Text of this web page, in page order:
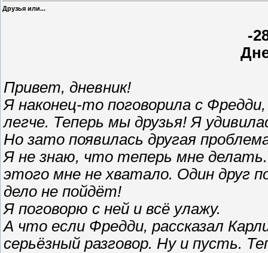
Друзья или...
-
Привет, дневник!
Я наконец-то поговорила с
легче. Теперь мы друзья! Я
Но зато появилась другая
Я не знаю, что теперь мне
этого мне не хватало. Один друг
дело не пойдёт!
Я поговорю с ней и всё улажу.
А что если Фредди, рассказал
серьёзный разговор. Ну и пусть.